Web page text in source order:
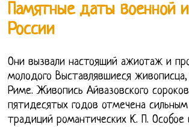
Памятные даты военной
России
Они вызвали настоящий ажиотаж и
молодого Выставлявшиеся
Риме. Живопись Айвазовского
пятидесятых годов отмечена
традиций романтических К. П. Особое